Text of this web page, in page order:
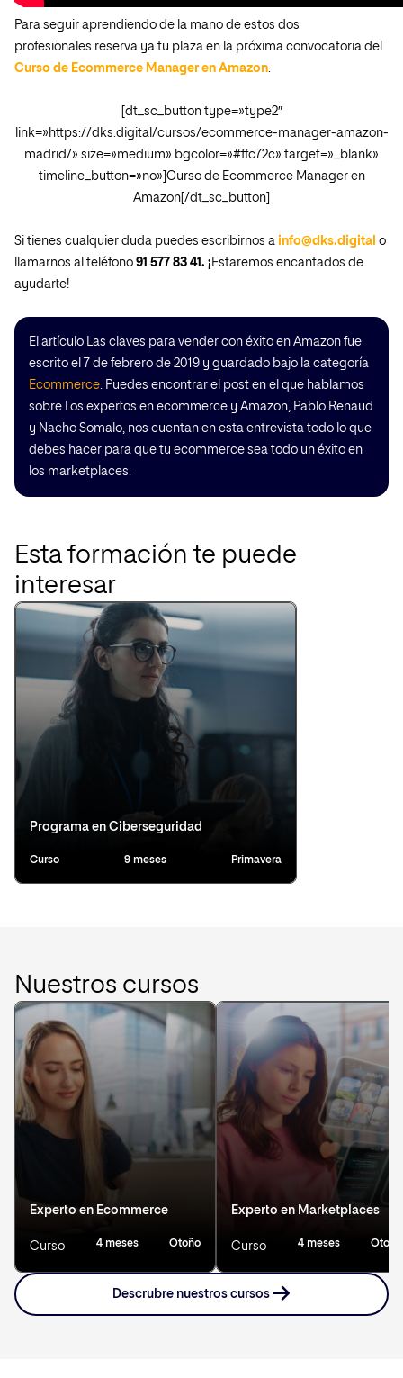
Para seguir aprendiendo de la mano de estos dos
profesionales reserva ya tu plaza en la próxima convocatoria del
Curso de Ecommerce Manager en Amazon.
[dt_sc_button type=»type2″
link=»https://dks.digital/cursos/ecommerce-manager-amazon-
madrid/» size=»medium» bgcolor=»#ffc72c» target=»_blank»
timeline_button=»no»]Curso de Ecommerce Manager en
Amazon[/dt_sc_button]
Si tienes cualquier duda puedes escribirnos a info@dks.digital o
llamarnos al teléfono 91 577 83 41. ¡ Estaremos encantados de
ayudarte!
El artículo Las claves para vender con éxito en Amazon fue
escrito el 7 de febrero de 2019 y guardado bajo la categoría
Ecommerce. Puedes encontrar el post en el que hablamos
sobre Los expertos en ecommerce y Amazon, Pablo Renaud
y Nacho Somalo, nos cuentan en esta entrevista todo lo que
debes hacer para que tu ecommerce sea todo un éxito en
los marketplaces.
Esta formación te puede
interesar
Programa en Ciberseguridad
Curso 9 meses Primavera
Nuestros cursos
Experto en Ecommerce
Curso 4 meses Otoño
Experto en Marketplaces
Curso 4 meses Otoño
Descrubre nuestros cursos